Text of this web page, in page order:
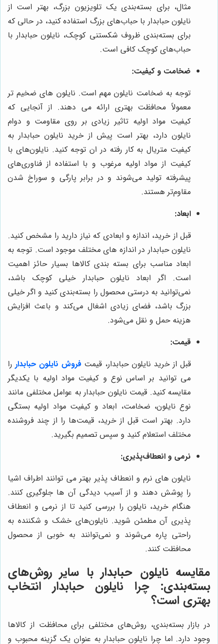
مثال، برای بسته‌بندی یک تلویزیون بزرگ، بهتر است از
نایلون حبابدار با حباب‌های بزرگ استفاده کنید، در حالی که
برای بسته‌بندی ظروف شکستنی کوچک، نایلون حبابدار با
حباب‌های کوچک کافی است.
ضخامت و کیفیت:
توجه به ضخامت نایلون مهم است. نایلون های ضخیم تر
معمولاً محافظت بهتری ارائه می دهند. از آنجایی که
کیفیت مواد اولیه تاثیر زیادی بر روی مقاومت و دوام
نایلون دارد، بهتر است پیش از خرید نایلون حبابدار به
کیفیت متریال به کار رفته در ان توجه کنید. نایلون‌های با
کیفیت از مواد اولیه مرغوب و با استفاده از فناوری‌های
پیشرفته تولید می‌شوند و در برابر پارگی و سوراخ شدن
مقاوم‌تر هستند.
ابعاد:
قبل از خرید، اندازه و ابعادی که نیاز دارید را مشخص کنید.
نایلون حبابدار در اندازه های مختلف موجود است. توجه به
ابعاد مناسب برای بسته بندی کالاها بسیار حائز اهمیت
است. اگر ابعاد نایلون حبابدار خیلی کوچک باشد،
نمی‌توانید به درستی محصول را بسته‌بندی کنید و اگر خیلی
بزرگ باشد، فضای زیادی اشغال می‌کند و باعث افزایش
هزینه حمل و نقل می‌شود.
قیمت:
قبل از خرید نایلون حبابدار، قیمت فروش نایلون حبابداررا
می توانید بر اساس نوع و کیفیت مواد اولیه با یکدیگر
مقایسه کنید. قیمت نایلون حبابدار به عوامل مختلفی مانند
نوع نایلون، ضخامت، ابعاد و کیفیت مواد اولیه بستگی
دارد. بهتر است قبل از خرید، قیمت‌ها را از چند فروشنده
مختلف استعلام کنید و سپس تصمیم بگیرید.
نرمی و انعطاف‌پذیری:
نایلون های نرم و انعطاف پذیر بهتر می توانند اطراف اشیا
را پوشش دهند و از آسیب دیدگی آن ها جلوگیری کنند.
هنگام خرید، نایلون را بررسی کنید تا از نرمی و انعطاف
پذیری آن مطمئن شوید. نایلون‌های خشک و شکننده به
راحتی پاره می‌شوند و نمی‌توانند به خوبی از محصول
محافظت کنند.
مقایسه نایلون حبابدار با سایر روش‌های
بسته‌بندی: چرا نایلون حبابدار انتخاب
بهتری است؟
در بازار بسته‌بندی، روش‌های مختلفی برای محافظت از کالاها
وجود دارد. اما چرا نایلون حبابدار به عنوان یک گزینه محبوب و